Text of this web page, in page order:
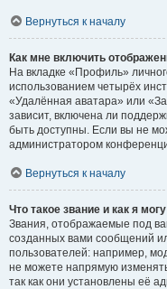
Вернуться к началу
Как мне включить
На вкладке «Профиль»
использованием четырёх
«Удалённая аватара» или
зависит, включена ли
быть доступны. Если вы не
администратором
Вернуться к началу
Что такое звание и как я
Звания, отображаемые под
созданных вами сообщений
пользователей: например,
не можете напрямую
так как они установлены её